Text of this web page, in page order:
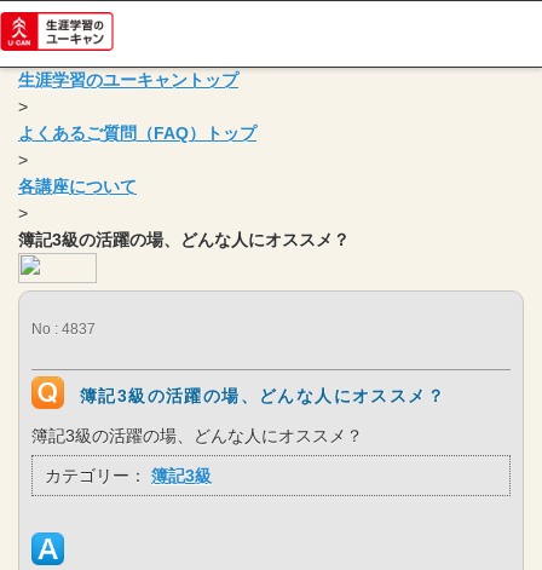
生涯学習のユーキャントップ
>
よくあるご質問（FAQ）トップ
>
各講座について
>
簿記3級の活躍の場、どんな人にオススメ？
No : 4837
簿記3級の活躍の場、どんな人にオススメ？
簿記3級の活躍の場、どんな人にオススメ？
カテゴリー： 簿記3級